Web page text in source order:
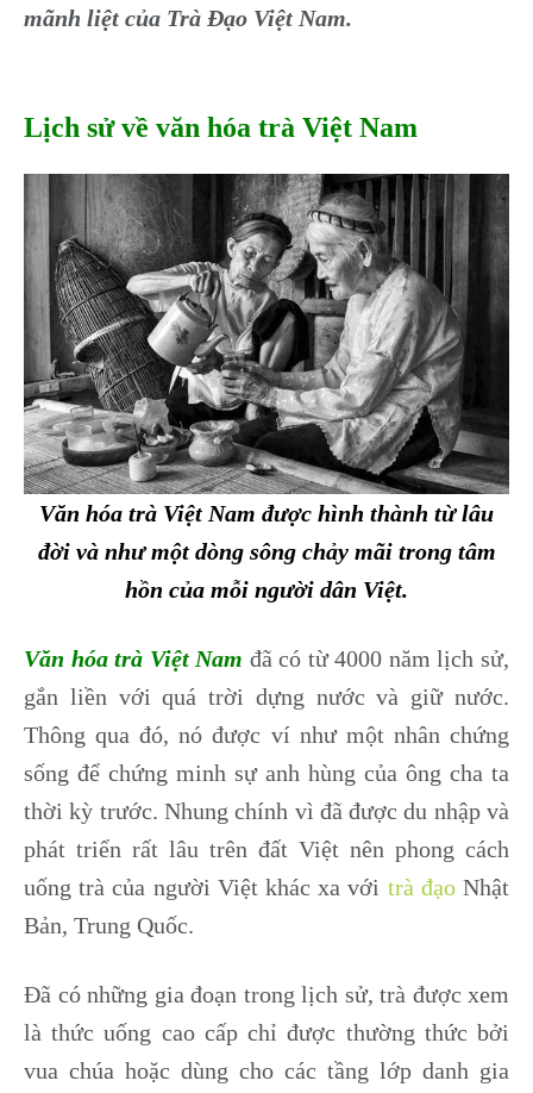
mãnh liệt của Trà Đạo Việt Nam.
Lịch sử về văn hóa trà Việt Nam
Văn hóa trà Việt Nam được hình thành từ lâu
đời và như một dòng sông chảy mãi trong tâm
hồn của mỗi người dân Việt.
Văn hóa trà Việt Nam đã có từ 4000 năm lịch sử,
gắn liền với quá trời dựng nước và giữ nước.
Thông qua đó, nó được ví như một nhân chứng
sống để chứng minh sự anh hùng của ông cha ta
thời kỳ trước. Nhung chính vì đã được du nhập và
phát triển rất lâu trên đất Việt nên phong cách
uống trà của người Việt khác xa với trà đạoNhật
Bản, Trung Quốc.
Đã có những gia đoạn trong lịch sử, trà được xem
là thức uống cao cấp chỉ được thường thức bởi
vua chúa hoặc dùng cho các tầng lớp danh gia